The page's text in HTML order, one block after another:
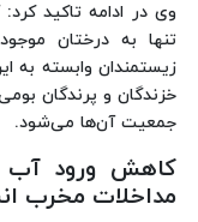
وی در ادامه تاکید
تنها به درختان
زیستمندان وابسته به
خزندگان و پرندگان
جمعیت آن‌ها می‌شود.
کاهش ورود آب
مداخلات مخرب